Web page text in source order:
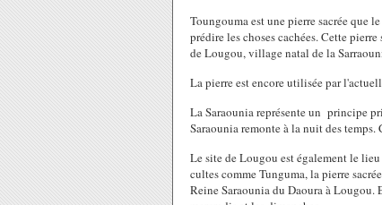
Toungouma est une pierre sacrée que
prédire les choses cachées. Cette
de Lougou, village natal de la
La pierre est encore utilisée par
La Saraounia représente un principe
Saraounia remonte à la nuit des
Le site de Lougou est également le
cultes comme Tunguma, la pierre
Reine Saraounia du Daoura à